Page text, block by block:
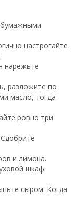
настрогайте
нарежьте
разложите по
масло, тогда
ровно три
и лимона.
шкаф.
сыром. Когда